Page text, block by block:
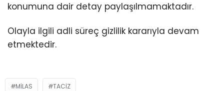
konumuna dair detay paylaşılmamaktadır.
Olayla ilgili adli süreç gizlilik kararıyla devam
etmektedir.
MILAS TACIZ